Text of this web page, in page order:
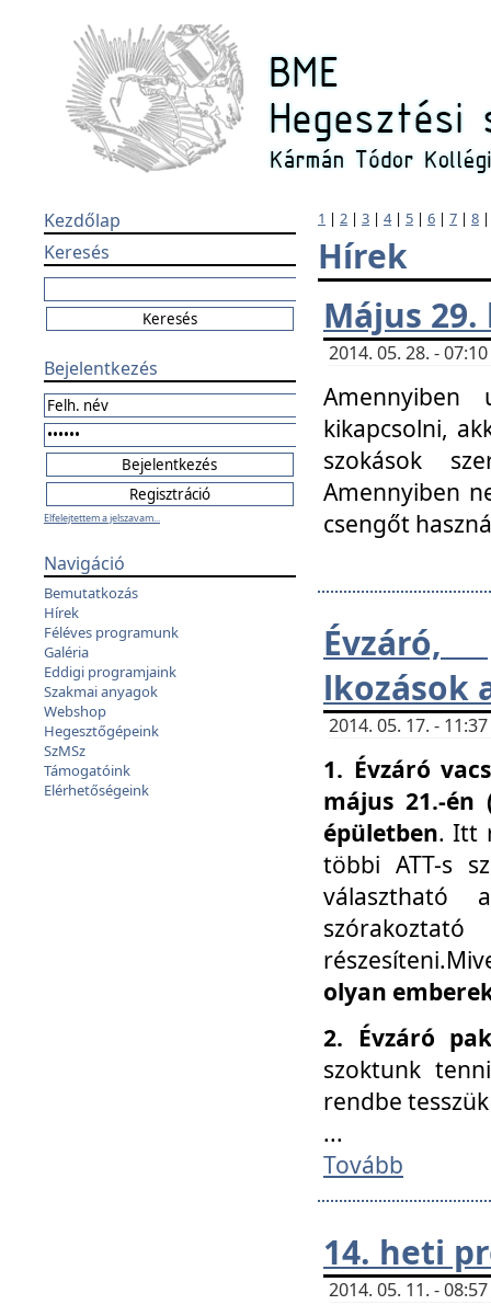
Kezdőlap
Keresés
Bejelentkezés
Elfelejtettem a jelszavam...
Navigáció
Bemutatkozás
Hírek
Féléves programunk
Galéria
Eddigi programjaink
Szakmai anyagok
Webshop
Hegesztőgépeink
SzMSz
Támogatóink
Elérhetőségeink
1 | 2 | 3 | 4| 5 | 6 | 7 | 8
Hírek
Május
2014. 05. 28. -
kikapcsolni,
szokások
Amennyiben
csengőt
Évzáró,
lkozások
2014. 05. 17. -
1. Évzáró
május 21.-én
épületben. Itt
többi ATT-s
választható
olyan
2. Évzáró
szoktunk
rendbe
...
Tovább
14. heti
2014. 05. 11. -